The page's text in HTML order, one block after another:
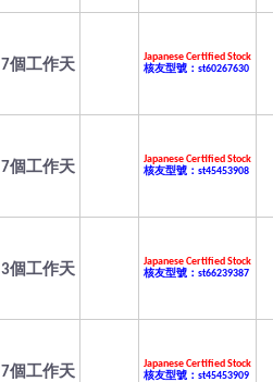
7個工作天
Japanese Certified Stock
核友型號：st60267630
7個工作天
Japanese Certified Stock
核友型號：st45453908
3個工作天
Japanese Certified Stock
核友型號：st66239387
7個工作天
Japanese Certified Stock
核友型號：st45453909